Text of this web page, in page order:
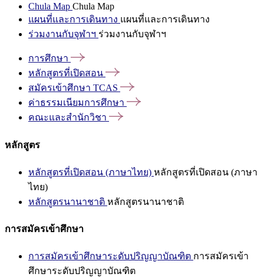
Chula Map Chula Map
แผนที่และการเดินทาง แผนที่และการเดินทาง
ร่วมงานกับจุฬาฯ ร่วมงานกับจุฬาฯ
การศึกษา
หลักสูตรที่เปิดสอน
สมัครเข้าศึกษา TCAS
ค่าธรรมเนียมการศึกษา
คณะและสำนักวิชา
หลักสูตร
หลักสูตรที่เปิดสอน (ภาษาไทย) หลักสูตรที่เปิดสอน (ภาษา
ไทย)
หลักสูตรนานาชาติ หลักสูตรนานาชาติ
การสมัครเข้าศึกษา
การสมัครเข้าศึกษาระดับปริญญาบัณฑิต การสมัครเข้า
ศึกษาระดับปริญญาบัณฑิต